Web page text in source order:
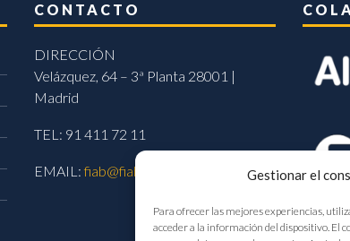
Gestionar el
Para ofrecer las mejores experiencias,
acceder a la información del dispositivo. El
CONTACTO
DIRECCIÓN
Velázquez, 64 – 3ª Planta 28001 |
Madrid
TEL: 91 411 72 11
EMAIL:fiab@fiab.es